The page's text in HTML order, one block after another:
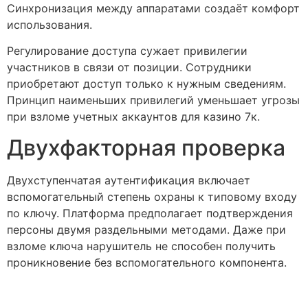
Синхронизация между аппаратами создаёт комфорт
использования.
Регулирование доступа сужает привилегии
участников в связи от позиции. Сотрудники
приобретают доступ только к нужным сведениям.
Принцип наименьших привилегий уменьшает угрозы
при взломе учетных аккаунтов для казино 7к.
Двухфакторная проверка
Двухступенчатая аутентификация включает
вспомогательный степень охраны к типовому входу
по ключу. Платформа предполагает подтверждения
персоны двумя раздельными методами. Даже при
взломе ключа нарушитель не способен получить
проникновение без вспомогательного компонента.